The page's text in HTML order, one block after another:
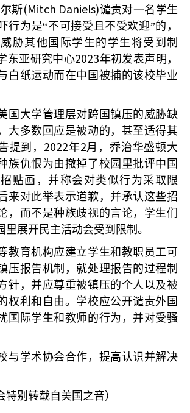
斯(Mitch Daniels)谴责对一名学生
行为是“不可接受且不受欢迎”的，
胁其他国际学生的学生将受到制
东亚研究中心2023年初发表声明，
白纸运动而在中国被捕的该校毕业
国大学管理层对跨国镇压的威胁缺
大多数回应是被动的，甚至适得其
提到， 2022年2月，乔治华盛顿大
族仇恨为由撤掉了校园里批评中国
贴画，并称会对类似行为采取限
来对此举表示道歉，并承认这些招
，而不是种族歧视的言论，学生们
里展开民主活动会受到限制。
教育机构应建立学生和教职员工可
压报告机制，就处理报告的过程制
针，并应尊重被镇压的个人以及被
权利和自由。学校应公开谴责外国
国际学生和教师的行为，并对受骚
与学术协会合作，提高认识并解决
特别转载自美国之音）